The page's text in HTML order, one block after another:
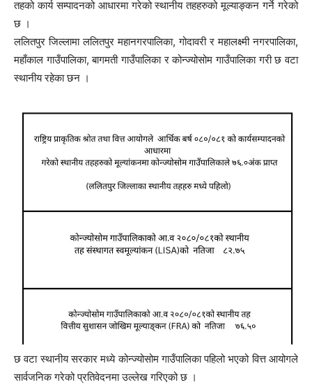
तहको कार्य सम्पादनको आधारमा गरेको स्थानीय तहहरुको मूल्याङ्कन गर्ने गरेको
छ ।
ललितपुर जिल्लामा ललितपुर महानगरपालिका, गोदावरी र महालक्ष्मी नगरपालिका,
महाँकाल गाउँपालिका, बागमती गाउँपालिका र कोन्ज्योसोम गाउँपालिका गरी छ वटा
स्थानीय रहेका छन ।
छ वटा स्थानीय सरकार मध्ये कोन्ज्योसोम गाउँपालिका पहिलो भएको वित्त आयोगले
सार्वजनिक गरेको प्रतिवेदनमा उल्लेख गरिएको छ ।